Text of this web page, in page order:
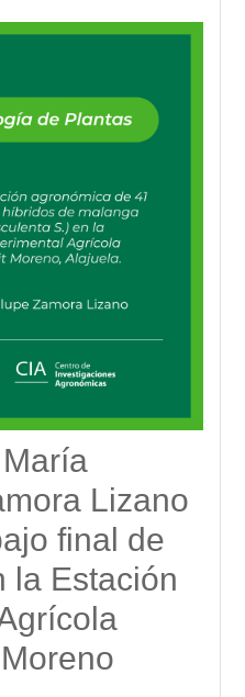
Lizano
final de
la Estación